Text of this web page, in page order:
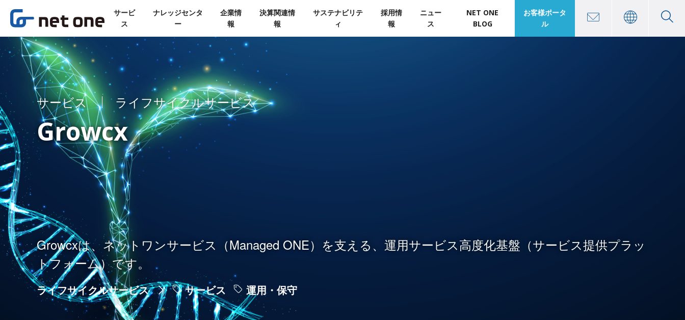
サービ
ス
ナレッジセンタ
ー
企業情
報
決算関連情
報
サステナビリテ
ィ
採用情
報
ニュー
ス
NET ONE
BLOG
お客様ポータ
ル
サービス ライフサイクルサービス
Growcx
Growcxは、ネットワンサービス（Managed ONE）を支える、運用サービス高度化基盤（サービス提供プラッ
トフォーム）です。
ライフサイクルサービス サービス 運用・保守